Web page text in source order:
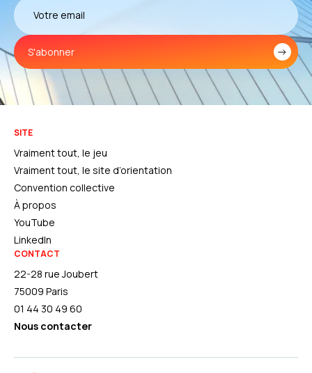
S'abonner
SITE
Vraiment tout, le jeu
Vraiment tout, le site d’orientation
Convention collective
À propos
YouTube
LinkedIn
CONTACT
22-28 rue Joubert
75009 Paris
01 44 30 49 60
Nous contacter